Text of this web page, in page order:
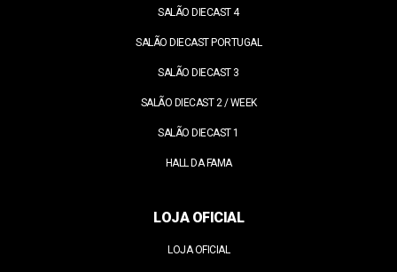
SALÃO DIECAST 4
SALÃO DIECAST PORTUGAL
SALÃO DIECAST 3
SALÃO DIECAST 2 / WEEK
SALÃO DIECAST 1
HALL DA FAMA
LOJA OFICIAL
LOJA OFICIAL